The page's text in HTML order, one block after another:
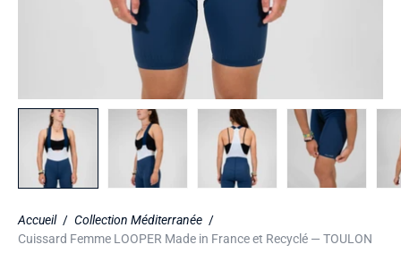
Accueil / Collection Méditerranée /
Cuissard Femme LOOPER Made in France et Recyclé — TOULON